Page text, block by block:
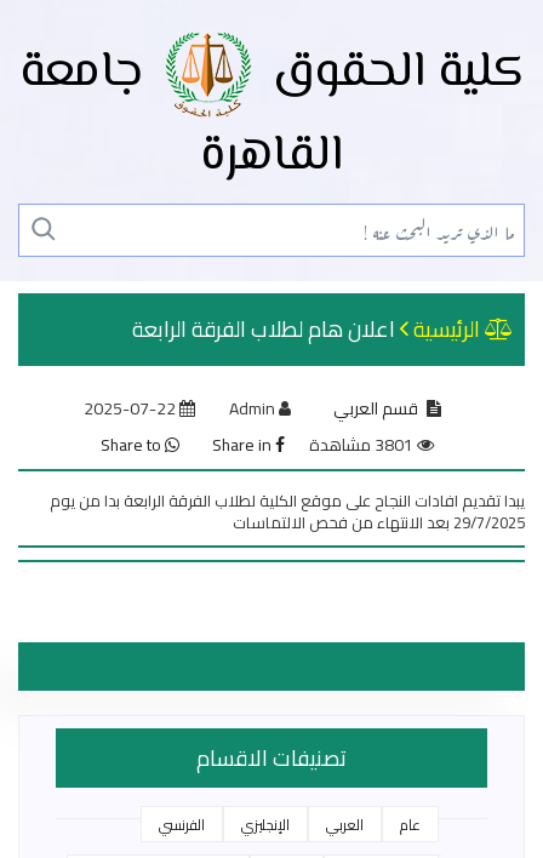
كلية الحقوق
جامعة
القاهرة
الرئيسية اعلان هام لطلاب الفرقة الرابعة
قسم العربي
يبدا تقديم افادات النجاح على موقع الكلية لطلاب الفرقة الرابعة بدا من يوم
29/7/2025 بعد الانتهاء من فحص الالتماسات
تصنيفات الاقسام
عام العربي الإنجليزي
الفرنسي